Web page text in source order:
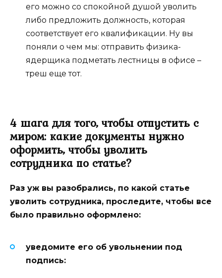
его можно со спокойной душой уволить
либо предложить должность, которая
соответствует его квалификации. Ну вы
поняли о чем мы: отправить физика-
ядерщика подметать лестницы в офисе –
треш еще тот.
4 шага для того, чтобы отпустить с
миром: какие документы нужно
оформить, чтобы уволить
сотрудника по статье?
Раз уж вы разобрались, по какой статье
уволить сотрудника, проследите, чтобы все
было правильно оформлено:
уведомите его об увольнении под
подпись: